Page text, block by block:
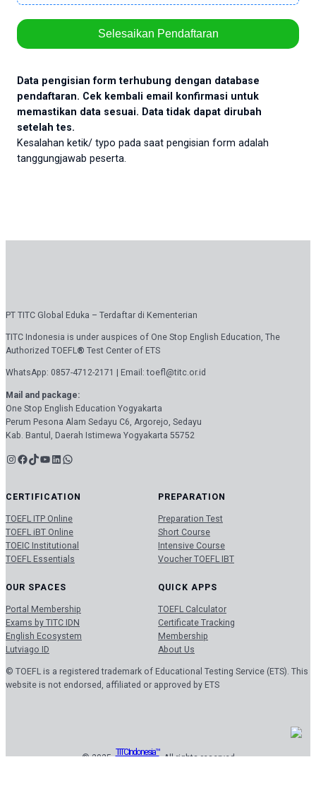
Selesaikan Pendaftaran
Data pengisian form terhubung dengan database
pendaftaran. Cek kembali email konfirmasi untuk
memastikan data sesuai. Data tidak dapat dirubah
setelah tes.
Kesalahan ketik/ typo pada saat pengisian form adalah
tanggungjawab peserta.
PT TITC Global Eduka – Terdaftar di Kementerian
TITC Indonesia is under auspices of One Stop English Education, The
Authorized TOEFL® Test Center of ETS
WhatsApp: 0857-4712-2171 | Email: toefl@titc.or.id
Mail and package:
One Stop English Education Yogyakarta
Perum Pesona Alam Sedayu C6, Argorejo, Sedayu
Kab. Bantul, Daerah Istimewa Yogyakarta 55752
Instagram Facebook TikTok YouTube LinkedIn WhatsApp
CERTIFICATION
TOEFL ITP Online
TOEFL iBT Online
TOEIC Institutional
TOEFL Essentials
PREPARATION
Preparation Test
Short Course
Intensive Course
Voucher TOEFL IBT
OUR SPACES
Portal Membership
Exams by TITC IDN
English Ecosystem
Lutviago ID
QUICK APPS
TOEFL Calculator
Certificate Tracking
Membership
About Us
© TOEFL is a registered trademark of Educational Testing Service (ETS). This
website is not endorsed, affiliated or approved by ETS
© 2025 ·
TITC Indonesia™
· All rights reserved